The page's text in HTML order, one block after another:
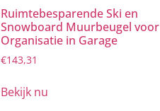
Ruimtebesparende Ski en
Snowboard Muurbeugel voor
Organisatie in Garage
€143,31
Bekijk nu